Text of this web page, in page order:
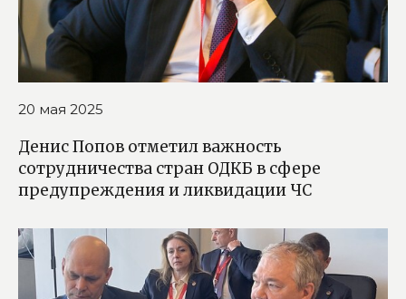
20 мая 2025
Денис Попов отметил важность
сотрудничества стран ОДКБ в сфере
предупреждения и ликвидации ЧС